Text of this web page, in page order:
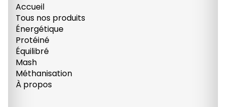
Accueil
Tous nos produits
Énergétique
Protéiné
Équilibré
Mash
Méthanisation
À propos